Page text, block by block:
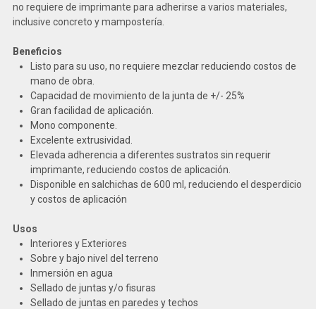
no requiere de imprimante para adherirse a varios materiales,
inclusive concreto y mampostería.
Beneficios
Listo para su uso, no requiere mezclar reduciendo costos de
mano de obra.
Capacidad de movimiento de la junta de +/- 25%
Gran facilidad de aplicación.
Mono componente.
Excelente extrusividad.
Elevada adherencia a diferentes sustratos sin requerir
imprimante, reduciendo costos de aplicación.
Disponible en salchichas de 600 ml, reduciendo el desperdicio
y costos de aplicación
Usos
Interiores y Exteriores
Sobre y bajo nivel del terreno
Inmersión en agua
Sellado de juntas y/o fisuras
Sellado de juntas en paredes y techos